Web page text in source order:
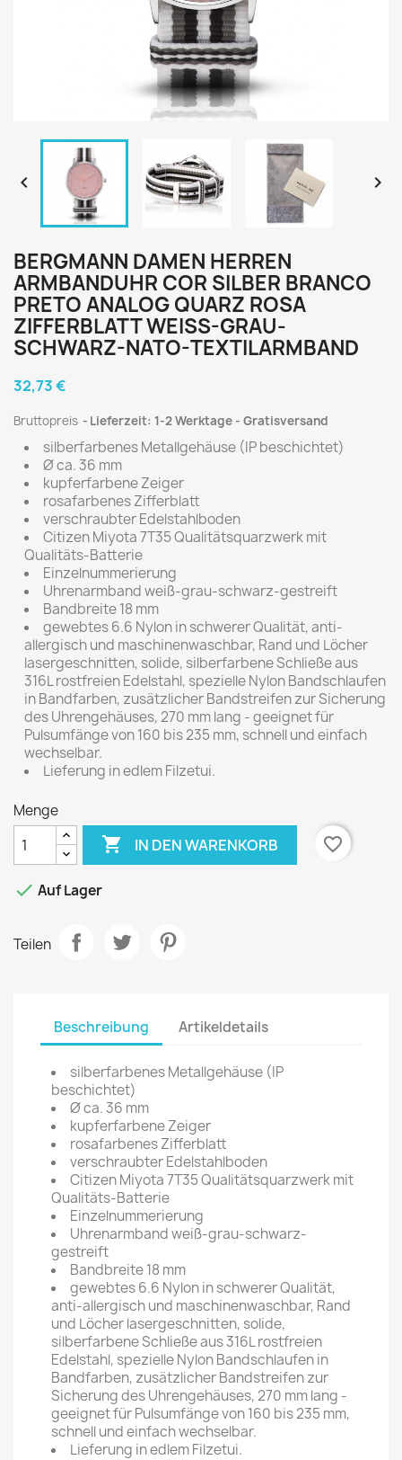
 
BERGMANN DAMEN HERREN
ARMBANDUHR COR SILBER BRANCO
PRETO ANALOG QUARZ ROSA
ZIFFERBLATT WEISS-GRAU-S
CHWARZ-NATO-TEXTILARMBAND
32,73 €
Bruttopreis Lieferzeit: 1-2 Werktage - Gratisversand
silberfarbenes Metallgehäuse (IP beschichtet)
Ø ca. 36 mm
kupferfarbene Zeiger
rosafarbenes Zifferblatt
verschraubter Edelstahlboden
Citizen Miyota 7T35 Qualitätsquarzwerk mit
Qualitäts-Batterie
Einzelnummerierung
Uhrenarmband weiß-grau-schwarz-gestreift
Bandbreite 18 mm
gewebtes 6.6 Nylon in schwerer Qualität, anti-
allergisch und maschinenwaschbar, Rand und Löcher
lasergeschnitten, solide, silberfarbene Schließe aus
316L rostfreien Edelstahl, spezielle Nylon Bandschlaufen
in Bandfarben, zusätzlicher Bandstreifen zur Sicherung
des Uhrengehäuses, 270 mm lang - geeignet für
Pulsumfänge von 160 bis 235 mm, schnell und einfach
wechselbar.
Lieferung in edlem Filzetui.
Menge
 IN DEN WARENKORB favorite_border
 Auf Lager
Teilen
Beschreibung Artikeldetails
silberfarbenes Metallgehäuse (IP
beschichtet)
Ø ca. 36 mm
kupferfarbene Zeiger
rosafarbenes Zifferblatt
verschraubter Edelstahlboden
Citizen Miyota 7T35 Qualitätsquarzwerk mit
Qualitäts-Batterie
Einzelnummerierung
Uhrenarmband weiß-grau-schwarz-
gestreift
Bandbreite 18 mm
gewebtes 6.6 Nylon in schwerer Qualität,
anti-allergisch und maschinenwaschbar, Rand
und Löcher lasergeschnitten, solide,
silberfarbene Schließe aus 316L rostfreien
Edelstahl, spezielle Nylon Bandschlaufen in
Bandfarben, zusätzlicher Bandstreifen zur
Sicherung des Uhrengehäuses, 270 mm lang -
geeignet für Pulsumfänge von 160 bis 235 mm,
schnell und einfach wechselbar.
Lieferung in edlem Filzetui.